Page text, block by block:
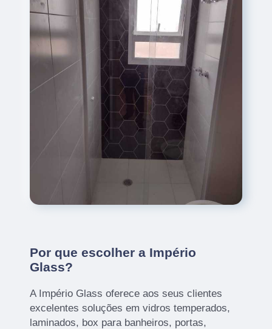
Por que escolher a Império
Glass?
A Império Glass oferece aos seus clientes
excelentes soluções em vidros temperados,
laminados, box para banheiros, portas,